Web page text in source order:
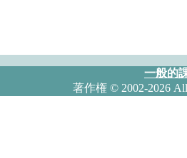
一般的
著作権© 2002-2026